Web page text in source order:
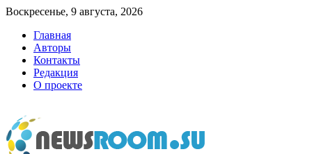
Воскресенье, 9 августа, 2026
Главная
Авторы
Контакты
Редакция
О проекте